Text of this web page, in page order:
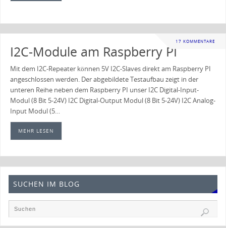
17 KOMMENTARE
I2C-Module am Raspberry PI
Mit dem I2C-Repeater können 5V I2C-Slaves direkt am Raspberry PI
angeschlossen werden. Der abgebildete Testaufbau zeigt in der
unteren Reihe neben dem Raspberry PI unser I2C Digital-Input-
Modul (8 Bit 5-24V) I2C Digital-Output Modul (8 Bit 5-24V) I2C Analog-
Input Modul (5…
MEHR LESEN
SUCHEN IM BLOG